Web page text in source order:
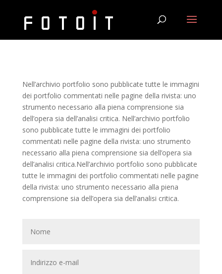
Nell’archivio portfolio sono pubblicate tutte le immagini
dei portfolio commentati nelle pagine della rivista: uno
strumento necessario alla piena comprensione sia
dell’opera sia dell’analisi critica. Nell’archivio portfolio
sono pubblicate tutte le immagini dei portfolio
commentati nelle pagine della rivista: uno strumento
necessario alla piena comprensione sia dell’opera sia
dell’analisi critica.Nell’archivio portfolio sono pubblicate
tutte le immagini dei portfolio commentati nelle pagine
della rivista: uno strumento necessario alla piena
comprensione sia dell’opera sia dell’analisi critica.